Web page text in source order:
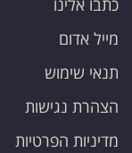
כתבו אלינו
מייל אדום
תנאי שימוש
הצהרת נגישות
מדיניות הפרטיות